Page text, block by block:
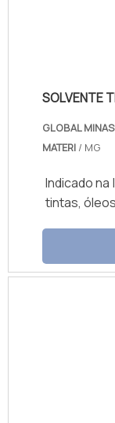
SOLVENTE
GLOBAL
MATERI / MG
Indicado na
tintas,